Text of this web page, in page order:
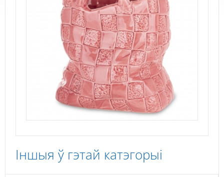
Іншыя ў гэтай катэгорыі